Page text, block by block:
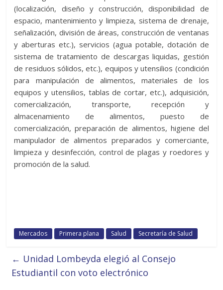
(localización, diseño y construcción, disponibilidad de
espacio, mantenimiento y limpieza, sistema de drenaje,
señalización, división de áreas, construcción de ventanas
y aberturas etc.), servicios (agua potable, dotación de
sistema de tratamiento de descargas liquidas, gestión
de residuos sólidos, etc.), equipos y utensilios (condición
para manipulación de alimentos, materiales de los
equipos y utensilios, tablas de cortar, etc.), adquisición,
comercialización, transporte, recepción y
almacenamiento de alimentos, puesto de
comercialización, preparación de alimentos, higiene del
manipulador de alimentos preparados y comerciante,
limpieza y desinfección, control de plagas y roedores y
promoción de la salud.
Mercados Primera plana Salud Secretaría de Salud
← Unidad Lombeyda elegió al Consejo
Estudiantil con voto electrónico